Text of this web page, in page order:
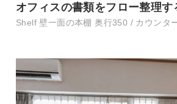
オフィスの書類をフロー整理す
Shelf 壁一面の本棚 奥行350 / カウンタ